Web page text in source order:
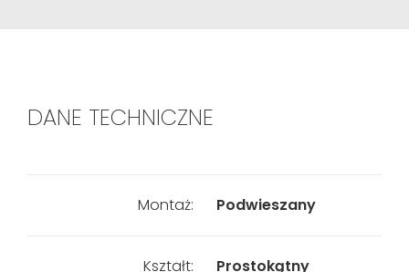
DANE TECHNICZNE
Montaż: Podwieszany
Kształt: Prostokątny